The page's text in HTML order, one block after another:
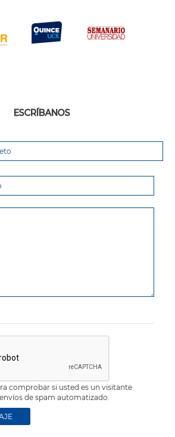
ESCRÍBANOS
comprobar si usted es un visitante
de spam automatizado.